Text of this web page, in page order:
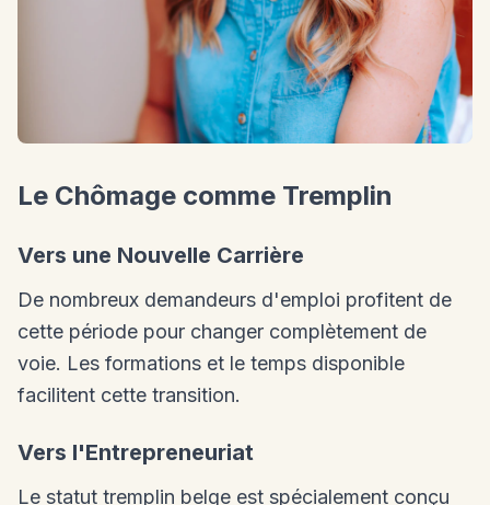
Le Chômage comme Tremplin
Vers une Nouvelle Carrière
De nombreux demandeurs d'emploi profitent de
cette période pour changer complètement de
voie. Les formations et le temps disponible
facilitent cette transition.
Vers l'Entrepreneuriat
Le statut tremplin belge est spécialement conçu